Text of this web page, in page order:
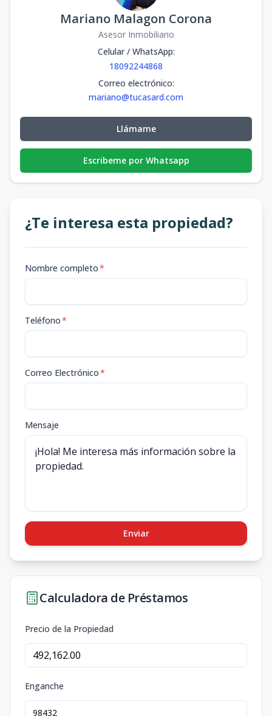
Mariano Malagon Corona
Asesor Inmobiliario
Celular / WhatsApp:
18092244868
Correo electrónico:
mariano@tucasard.com
Llámame
Escribeme por Whatsapp
¿Te interesa esta propiedad?
Nombre completo*
Teléfono*
Correo Electrónico*
Mensaje
Enviar
Calculadora de Préstamos
Precio de la Propiedad
Enganche